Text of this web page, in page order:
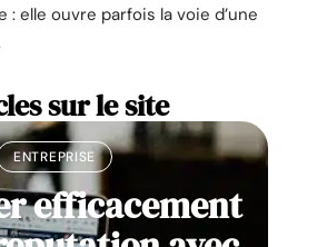
elle ouvre parfois la voie d’une
sur le site
ENTREPRISE
efficacement